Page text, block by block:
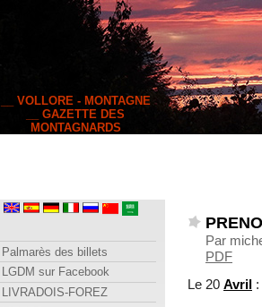
__ VOLLORE - MONTAGNE
__ GAZETTE DES
MONTAGNARDS
Par
PDF
Le 20 Avril :
Palmarès des billets
LGDM sur Facebook
LIVRADOIS-FOREZ